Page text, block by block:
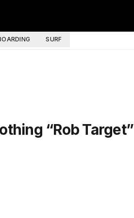
SURF
“Rob Target”